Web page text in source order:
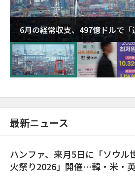
6月の経常収支、497億ドルで
が初の1000億ドル突破
最新ニュース
ハンファ、来月5日に「ソウル
火祭り2026」開催…韓・米・